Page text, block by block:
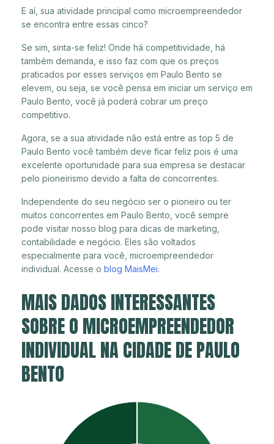
E aí, sua atividade principal como microempreendedor
se encontra entre essas cinco?
Se sim, sinta-se feliz! Onde há competitividade, há
também demanda, e isso faz com que os preços
praticados por esses serviços em Paulo Bento se
elevem, ou seja, se você pensa em iniciar um serviço em
Paulo Bento, você já poderá cobrar um preço
competitivo.
Agora, se a sua atividade não está entre as top 5 de
Paulo Bento você também deve ficar feliz pois é uma
excelente oportunidade para sua empresa se destacar
pelo pioneirismo devido a falta de concorrentes.
Independente do seu negócio ser o pioneiro ou ter
muitos concorrentes em Paulo Bento, você sempre
pode visitar nosso blog para dicas de marketing,
contabilidade e negócio. Eles são voltados
especialmente para você, microempreendedor
individual. Acesse o blog MaisMei.
MAIS DADOS INTERESSANTES
SOBRE O MICROEMPREENDEDOR
INDIVIDUAL NA CIDADE DE PAULO
BENTO